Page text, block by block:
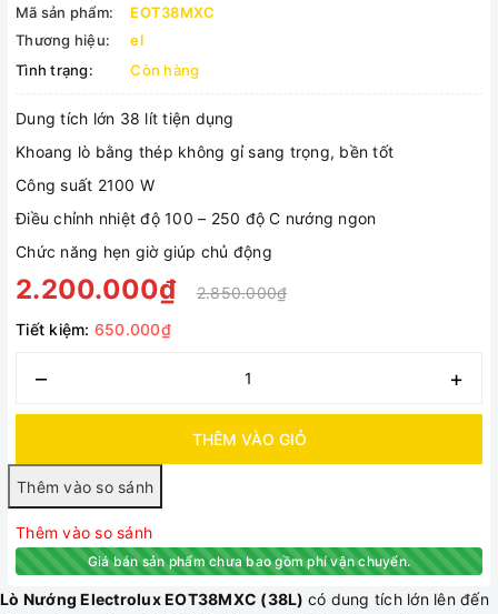
Mã sản phẩm:
EOT38MXC
Thương hiệu:
el
Tình trạng:
Còn hàng
Dung tích lớn 38 lít tiện dụng
Khoang lò bằng thép không gỉ sang trọng, bền tốt
Công suất 2100 W
Điều chỉnh nhiệt độ 100 – 250 độ C nướng ngon
Chức năng hẹn giờ giúp chủ động
2.200.000₫
2.850.000₫
Tiết kiệm: 650.000₫
– +
THÊM VÀO GIỎ
Thêm vào so sánh
Giá bán sản phẩm chưa bao gồm phí vận chuyển.
Lò Nướng Electrolux EOT38MXC (38L) có dung tích lớn lên đến